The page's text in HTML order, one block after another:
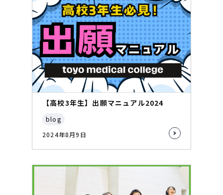
【高校3年生】出願マニュアル2024
blog
2024年8月9日